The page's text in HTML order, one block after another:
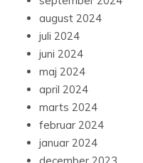
august 2024
juli 2024
juni 2024
maj 2024
april 2024
marts 2024
februar 2024
januar 2024